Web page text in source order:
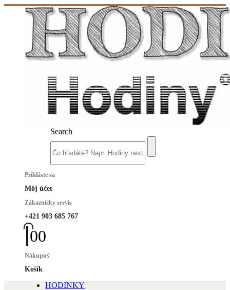
Search
Prihláste sa
Môj účet
Zákaznícky servis
+421 903 685 767
00
Nákupný
Košík
HODINKY